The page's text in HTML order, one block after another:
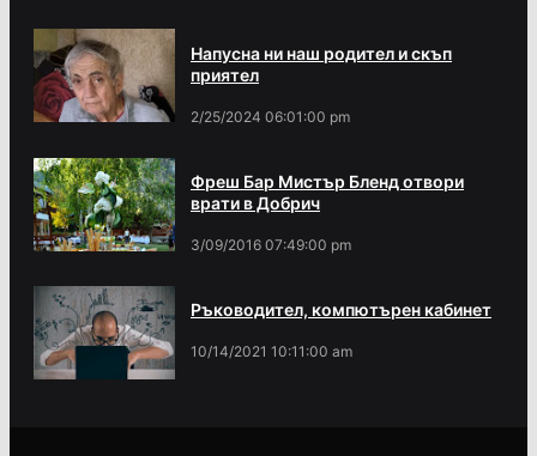
Напусна ни наш родител и скъп
приятел
2/25/2024 06:01:00 pm
Фреш Бар Мистър Бленд отвори
врати в Добрич
3/09/2016 07:49:00 pm
Ръководител, компютърен кабинет
10/14/2021 10:11:00 am